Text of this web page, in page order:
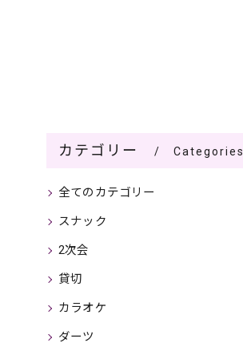
カテゴリー Categories
全てのカテゴリー
スナック
2次会
貸切
カラオケ
ダーツ